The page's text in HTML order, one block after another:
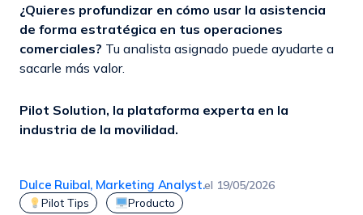
¿Quieres profundizar en cómo usar la asistencia
de forma estratégica en tus operaciones
comerciales? Tu analista asignado puede ayudarte a
sacarle más valor.
Pilot Solution, la plataforma experta en la
industria de la movilidad.
Dulce Ruibal, Marketing Analyst.el 19/05/2026
Pilot Tips
Producto